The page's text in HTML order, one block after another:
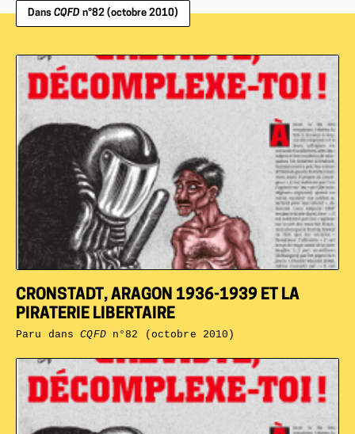
Dans CQFD n°82 (octobre 2010)
CRONSTADT, ARAGON 1936-1939 ET LA
PIRATERIE LIBERTAIRE
Paru dansCQFDn°82 (octobre 2010)